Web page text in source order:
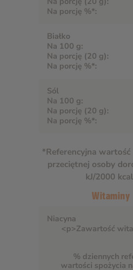
Białko
Sól
*Referencyjna wartość
przeciętnej osoby
kJ/2000
Witaminy
Niacyna